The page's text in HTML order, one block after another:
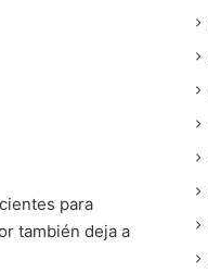
para
también deja a